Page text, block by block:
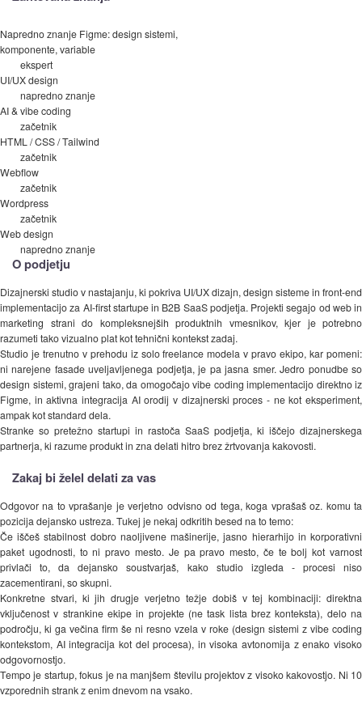
Napredno znanje Figme: design sistemi,
komponente, variable
ekspert
UI/UX design
napredno znanje
AI & vibe coding
začetnik
HTML / CSS / Tailwind
začetnik
Webflow
začetnik
Wordpress
začetnik
Web design
napredno znanje
O podjetju
Dizajnerski studio v nastajanju, ki pokriva UI/UX dizajn, design sisteme in front-end
implementacijo za AI-first startupe in B2B SaaS podjetja. Projekti segajo od web in
marketing strani do kompleksnejših produktnih vmesnikov, kjer je potrebno
razumeti tako vizualno plat kot tehnični kontekst zadaj.
Studio je trenutno v prehodu iz solo freelance modela v pravo ekipo, kar pomeni:
ni narejene fasade uveljavljenega podjetja, je pa jasna smer. Jedro ponudbe so
design sistemi, grajeni tako, da omogočajo vibe coding implementacijo direktno iz
Figme, in aktivna integracija AI orodij v dizajnerski proces - ne kot eksperiment,
ampak kot standard dela.
Stranke so pretežno startupi in rastoča SaaS podjetja, ki iščejo dizajnerskega
partnerja, ki razume produkt in zna delati hitro brez žrtvovanja kakovosti.
Zakaj bi želel delati za vas
Odgovor na to vprašanje je verjetno odvisno od tega, koga vprašaš oz. komu ta
pozicija dejansko ustreza. Tukej je nekaj odkritih besed na to temo:
Če iščeš stabilnost dobro naoljivene mašinerije, jasno hierarhijo in korporativni
paket ugodnosti, to ni pravo mesto. Je pa pravo mesto, če te bolj kot varnost
privlači to, da dejansko soustvarjaš, kako studio izgleda - procesi niso
zacementirani, so skupni.
Konkretne stvari, ki jih drugje verjetno težje dobiš v tej kombinaciji: direktna
vključenost v strankine ekipe in projekte (ne task lista brez konteksta), delo na
področju, ki ga večina firm še ni resno vzela v roke (design sistemi z vibe coding
kontekstom, AI integracija kot del procesa), in visoka avtonomija z enako visoko
odgovornostjo.
Tempo je startup, fokus je na manjšem številu projektov z visoko kakovostjo. Ni 10
vzporednih strank z enim dnevom na vsako.